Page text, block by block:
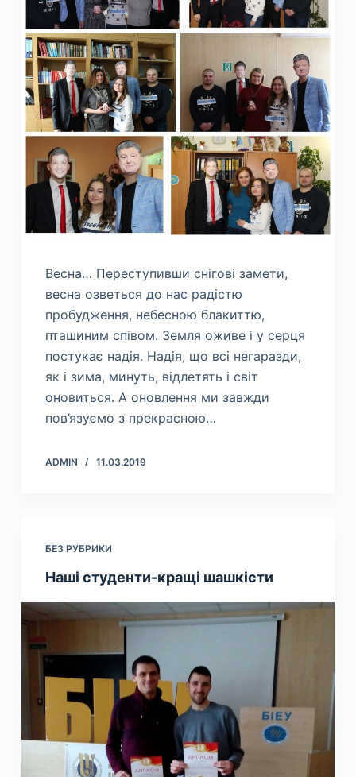
Весна… Переступивши снігові замети,
весна озветься до нас радістю
пробудження, небесною блакиттю,
пташиним співом. Земля оживе і у серця
постукає надія. Надія, що всі негаразди,
як і зима, минуть, відлетять і світ
оновиться. А оновлення ми завжди
пов’язуємо з прекрасною…
ADMIN 11.03.2019
БЕЗ РУБРИКИ
Наші студенти-кращі шашкісти